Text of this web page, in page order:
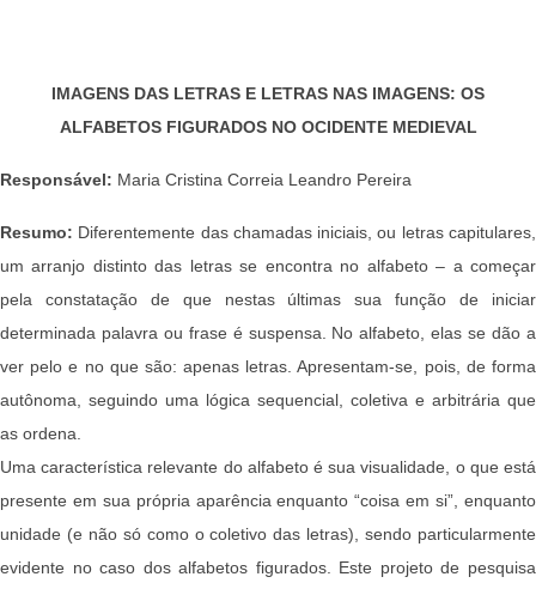
IMAGENS DAS LETRAS E LETRAS NAS IMAGENS: OS
ALFABETOS FIGURADOS NO OCIDENTE MEDIEVAL
Responsável: Maria Cristina Correia Leandro Pereira
Resumo: Diferentemente das chamadas iniciais, ou letras capitulares,
um arranjo distinto das letras se encontra no alfabeto – a começar
pela constatação de que nestas últimas sua função de iniciar
determinada palavra ou frase é suspensa. No alfabeto, elas se dão a
ver pelo e no que são: apenas letras. Apresentam-se, pois, de forma
autônoma, seguindo uma lógica sequencial, coletiva e arbitrária que
as ordena.
Uma característica relevante do alfabeto é sua visualidade, o que está
presente em sua própria aparência enquanto “coisa em si”, enquanto
unidade (e não só como o coletivo das letras), sendo particularmente
evidente no caso dos alfabetos figurados. Este projeto de pesquisa